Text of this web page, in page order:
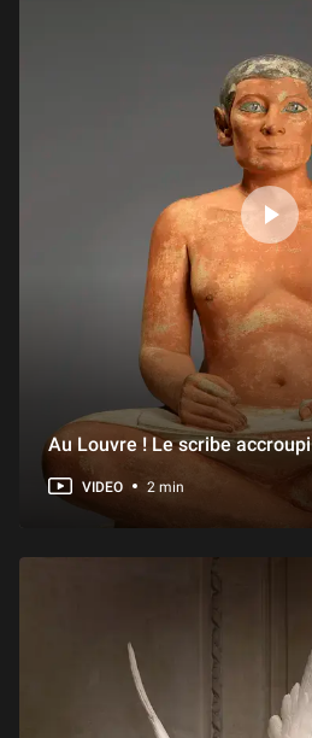
Au Louvre ! Le scribe accroupi
VIDEO 2 min